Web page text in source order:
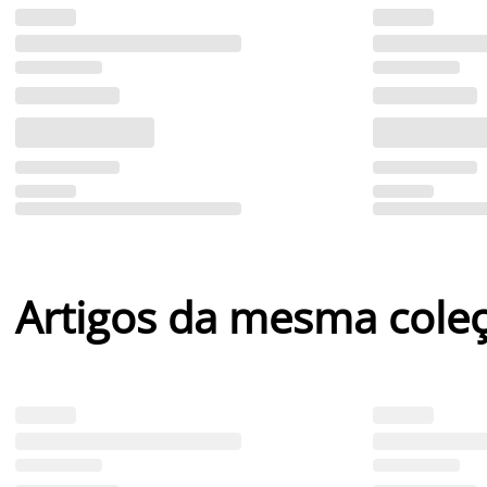
Artigos da mesma